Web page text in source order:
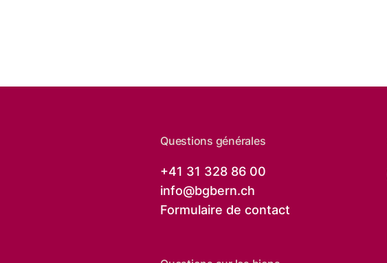
Questions générales
+41 31 328 86 00
info@bgbern.ch
Formulaire de contact